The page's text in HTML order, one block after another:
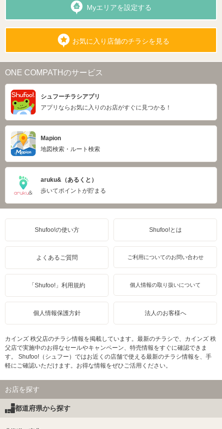
Myエリアを設定する
お気に入り店舗のチラシを見る
ONE COMPATHのサービス
シュフーチラシアプリ
アプリならお気に入りのお店がすぐに見つかる！
Mapion
地図検索・ルート検索
aruku&（あるくと）
歩いてポイントが貯まる
Shufoo!の使い方 Shufoo!とは
よくあるご質問 ご利用についてのお問い合わせ
「Shufoo!」利用規約 個人情報の取り扱いについて
個人情報保護方針 法人のお客様へ
カインズ 秩父店のチラシ情報を掲載しています。最新のチラシで、カインズ 秩
父店で実施中のお得なセールやキャンペーン、特売情報をすぐに確認できま
す。 Shufoo!（シュフー）ではお近くの店舗で使える最新のチラシ情報を、手
軽にご確認いただけます。お得な情報をぜひご活用ください。
お店を探す
都道府県から探す